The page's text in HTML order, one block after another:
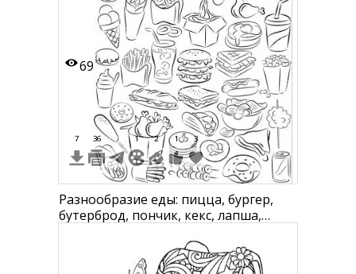
коктейль, рыбу, брокколи и морковь
69
7 36 1 2 1 3
Разнообразие еды: пицца, бургер,
бутерброд, пончик, кекс, лапша,
картофель фри, цыпленок,
газированный напиток, вафли, ролл,